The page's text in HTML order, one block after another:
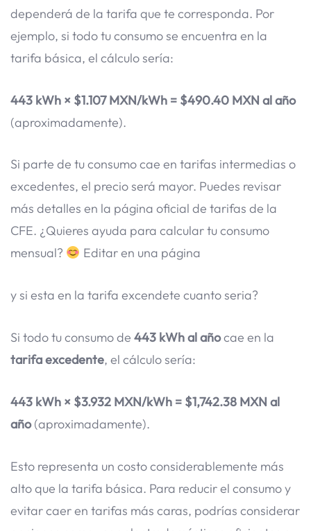
dependerá de la tarifa que te corresponda. Por
ejemplo, si todo tu consumo se encuentra en la
tarifa básica, el cálculo sería:
443 kWh × $1.107 MXN/kWh = $490.40 MXN al año
(aproximadamente).
Si parte de tu consumo cae en tarifas intermedias o
excedentes, el precio será mayor. Puedes revisar
más detalles en la página oficial de tarifas de la
CFE. ¿Quieres ayuda para calcular tu consumo
mensual?
Editar en una página
y si esta en la tarifa excendete cuanto seria?
Si todo tu consumo de 443 kWh al añocae en la
tarifa excedente, el cálculo sería:
443 kWh × $3.932 MXN/kWh = $1,742.38 MXN al
año(aproximadamente).
Esto representa un costo considerablemente más
alto que la tarifa básica. Para reducir el consumo y
evitar caer en tarifas más caras, podrías considerar